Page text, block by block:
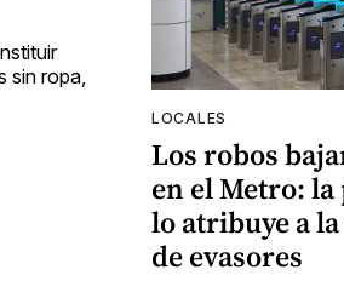
sin ropa,
LOCALES
Los robos
en el Metro:
lo atribuye a la
de evasores